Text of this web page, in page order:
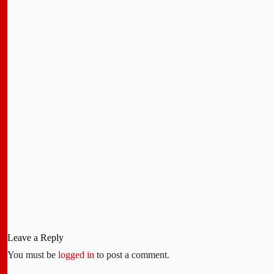
Leave a Reply
You must be logged in to post a comment.